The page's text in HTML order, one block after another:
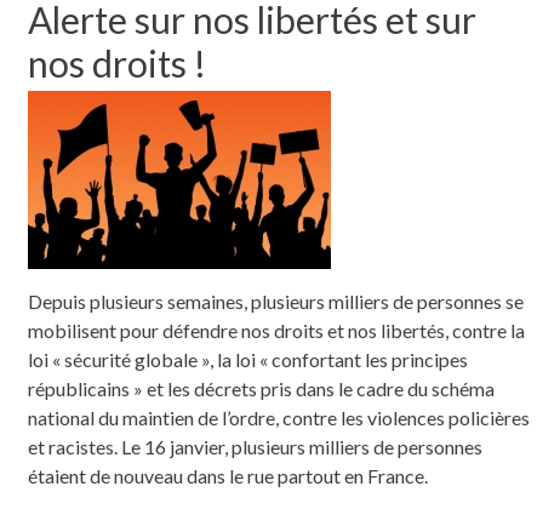
Alerte sur nos libertés et sur
nos droits !
Depuis plusieurs semaines, plusieurs milliers de personnes se
mobilisent pour défendre nos droits et nos libertés, contre la
loi « sécurité globale », la loi « confortant les principes
républicains » et les décrets pris dans le cadre du schéma
national du maintien de l’ordre, contre les violences policières
et racistes. Le 16 janvier, plusieurs milliers de personnes
étaient de nouveau dans le rue partout en France.